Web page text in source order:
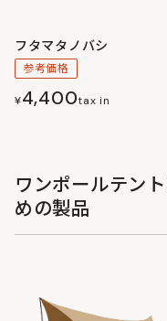
フタマタノバシ
参考価格
¥4,400tax in
ワンポールテン
めの製品